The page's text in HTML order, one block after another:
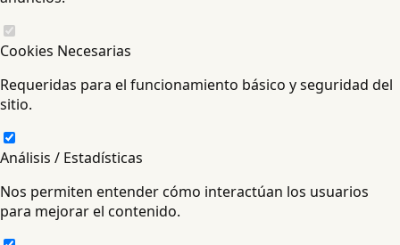
Cookies Necesarias
Requeridas para el funcionamiento básico y seguridad del
sitio.
Análisis / Estadísticas
Nos permiten entender cómo interactúan los usuarios
para mejorar el contenido.